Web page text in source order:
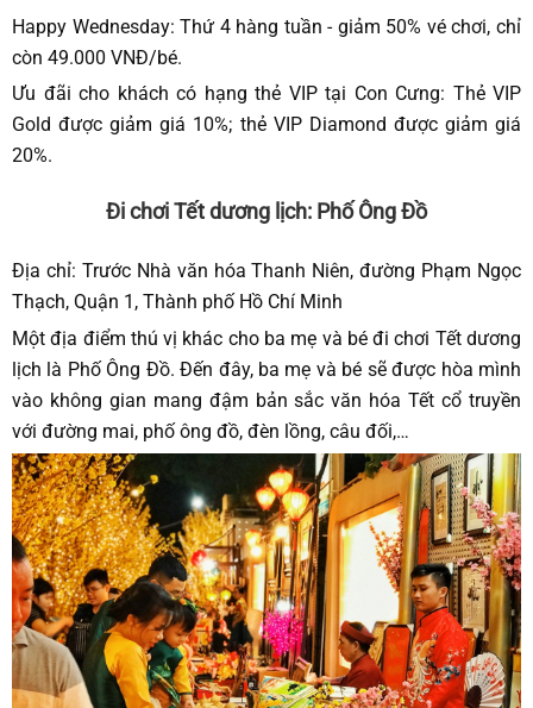
Happy Wednesday: Thứ 4 hàng tuần - giảm 50% vé chơi, chỉ
còn 49.000 VNĐ/bé.
Ưu đãi cho khách có hạng thẻ VIP tại Con Cưng: Thẻ VIP
Gold được giảm giá 10%; thẻ VIP Diamond được giảm giá
20%.
Đi chơi Tết dương lịch: Phố Ông Đồ
Địa chỉ: Trước Nhà văn hóa Thanh Niên, đường Phạm Ngọc
Thạch, Quận 1, Thành phố Hồ Chí Minh
Một địa điểm thú vị khác cho ba mẹ và bé đi chơi Tết dương
lịch là Phố Ông Đồ.Đến đây, ba mẹ và bé sẽ được hòa mình
vào không gian mang đậm bản sắc văn hóa Tết cổ truyền
với đường mai, phố ông đồ, đèn lồng, câu đối,…